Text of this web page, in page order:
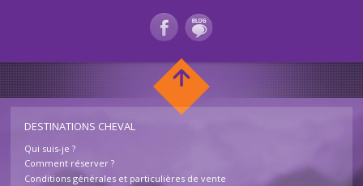
DESTINATIONS CHEVAL
Qui suis-je ?
Comment réserver ?
Conditions générales et particulières de vente